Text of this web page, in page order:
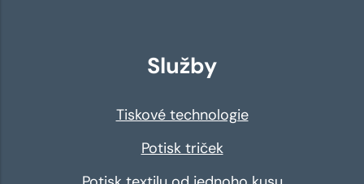
Služby
Tiskové technologie
Potisk triček